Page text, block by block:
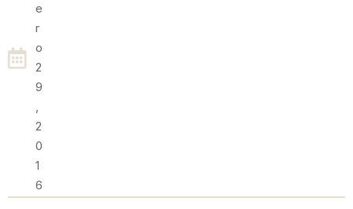
E
R
O
2
9
,
2
0
1
6